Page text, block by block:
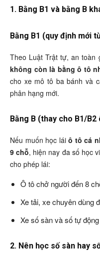
1. Bằng B1 và bằng B
Bằng B1 (quy định mới
Theo Luật Trật tự, an toàn
không còn là bằng ô tô
cho xe mô tô ba bánh và
phân hạng mới.
Bằng B (thay cho B1/
Nếu muốn học lái ô tô cá
9 chỗ, hiện nay đa số học
cho phép lái:
Ô tô chở người đến 8
Xe tải, xe chuyên dùng
Xe số sàn và số tự
2. Nên học số sàn hay